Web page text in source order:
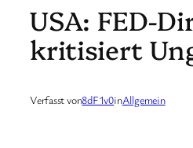
USA: FED-
kritisiert
Verfasst von8dF1v0inAllgemein